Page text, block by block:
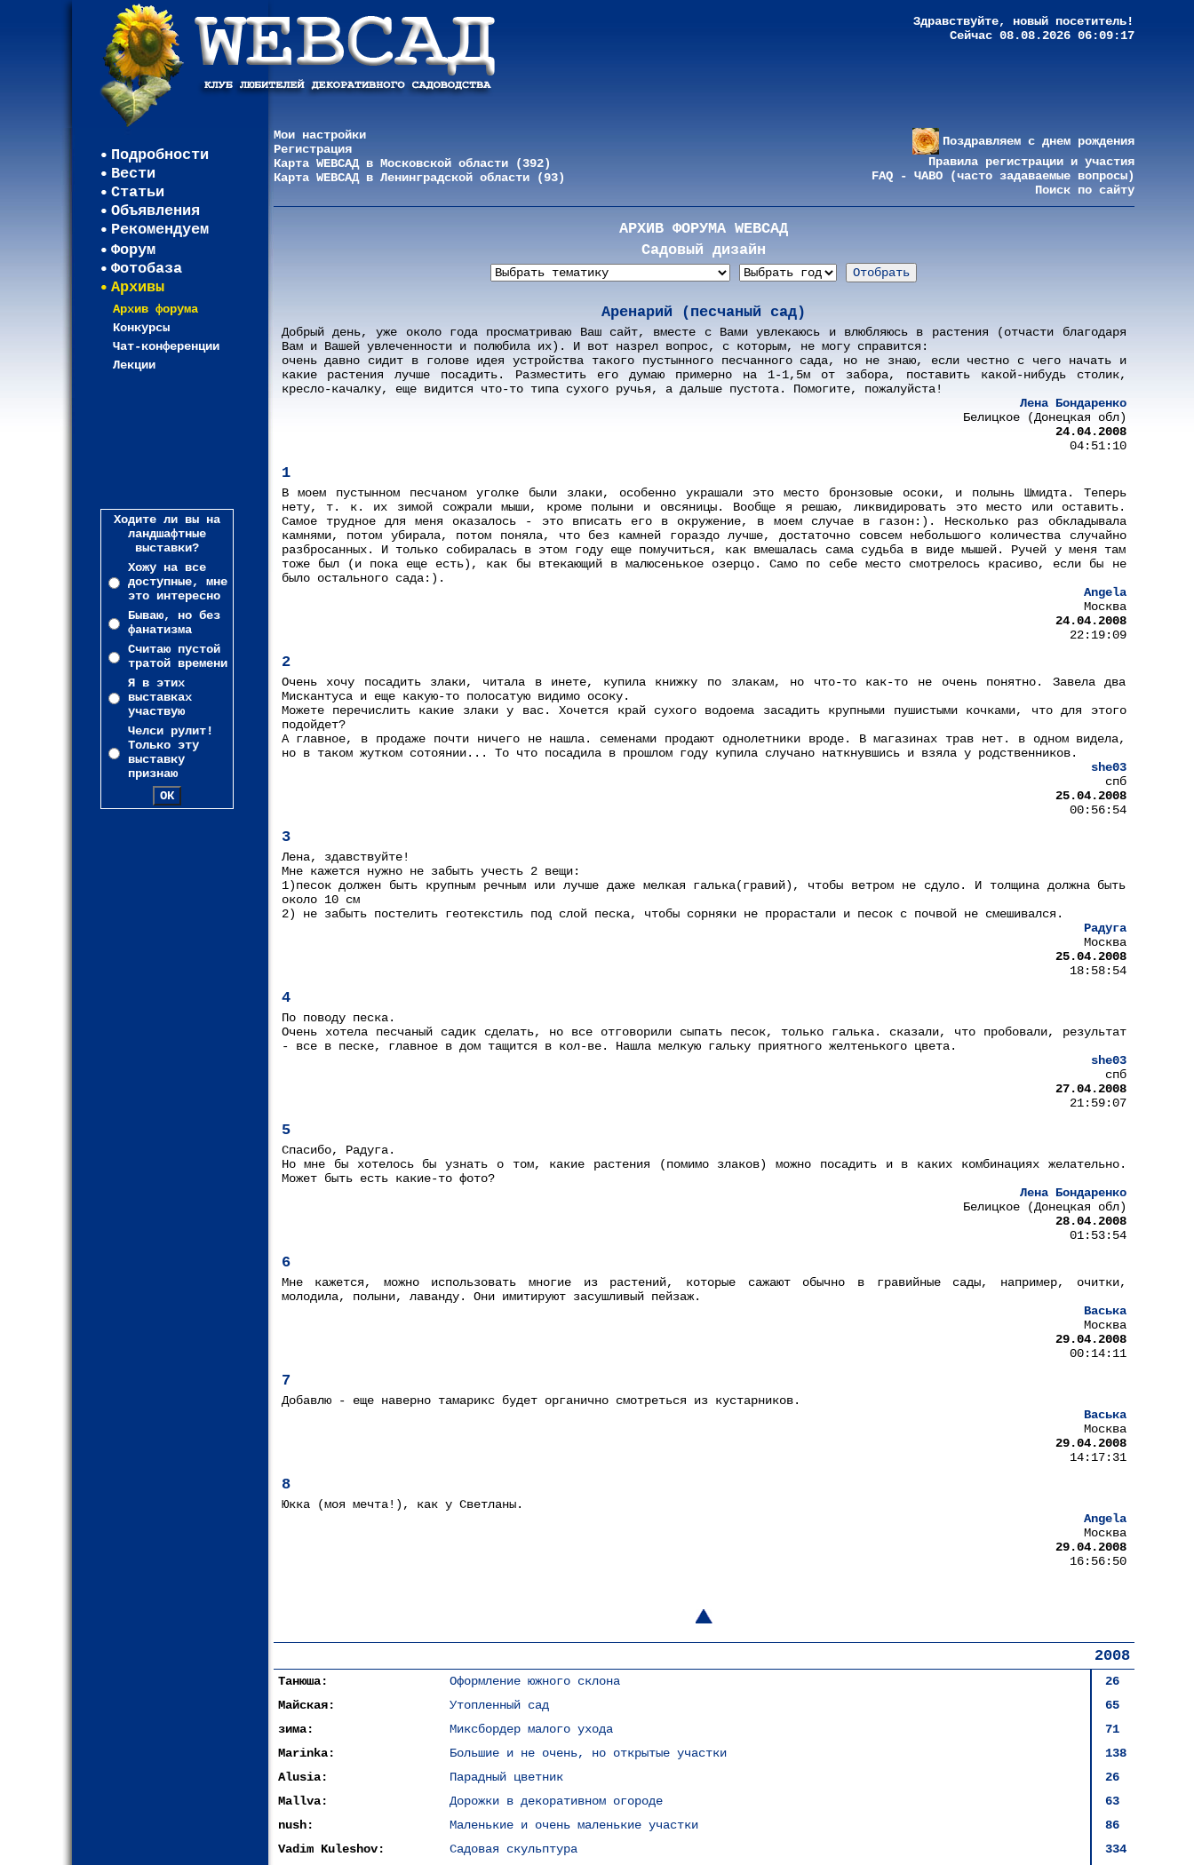
Здравствуйте, новый посетитель!
Сейчас 08.08.2026 06:09:17
Подробности
Вести
Статьи
Объявления
Рекомендуем
Форум
Фотобаза
Архивы
Архив форума
Конкурсы
Чат-конференции
Лекции
Ходите ли вы на
ландшафтные
выставки?
Хожу на все
доступные, мне
это интересно
Бываю, но без
фанатизма
Считаю пустой
тратой времени
Я в этих
выставках
участвую
Челси рулит!
Только эту
выставку
признаю
Мои настройки
Регистрация
Карта WEBСАД в Московской области (392)
Карта WEBСАД в Ленинградской области (93)
Поздравляем с днем рождения
Правила регистрации и участия
FAQ - ЧАВО (часто задаваемые вопросы)
Поиск по сайту
АРХИВ ФОРУМА WEBСАД
Садовый дизайн
Аренарий (песчаный сад)
Добрый день, уже около года просматриваю Ваш сайт, вместе с Вами увлекаюсь и влюбляюсь в растения (отчасти благодаря
Вам и Вашей увлеченности и полюбила их). И вот назрел вопрос, с которым, не могу справится:
очень давно сидит в голове идея устройства такого пустынного песчанного сада, но не знаю, если честно с чего начать и
какие растения лучше посадить. Разместить его думаю примерно на 1-1,5м от забора, поставить какой-нибудь столик,
кресло-качалку, еще видится что-то типа сухого ручья, а дальше пустота. Помогите, пожалуйста!
Лена Бондаренко
Белицкое (Донецкая обл)
24.04.2008
04:51:10
1
В моем пустынном песчаном уголке были злаки, особенно украшали это место бронзовые осоки, и полынь Шмидта. Теперь
нету, т. к. их зимой сожрали мыши, кроме полыни и овсяницы. Вообще я решаю, ликвидировать это место или оставить.
Самое трудное для меня оказалось - это вписать его в окружение, в моем случае в газон:). Несколько раз обкладывала
камнями, потом убирала, потом поняла, что без камней гораздо лучше, достаточно совсем небольшого количества случайно
разбросанных. И только собиралась в этом году еще помучиться, как вмешалась сама судьба в виде мышей. Ручей у меня там
тоже был (и пока еще есть), как бы втекающий в малюсенькое озерцо. Само по себе место смотрелось красиво, если бы не
было остального сада:).
Angela
Москва
24.04.2008
22:19:09
2
Очень хочу посадить злаки, читала в инете, купила книжку по злакам, но что-то как-то не очень понятно. Завела два
Мискантуса и еще какую-то полосатую видимо осоку.
Можете перечислить какие злаки у вас. Хочется край сухого водоема засадить крупными пушистыми кочками, что для этого
подойдет?
А главное, в продаже почти ничего не нашла. семенами продают однолетники вроде. В магазинах трав нет. в одном видела,
но в таком жутком сотоянии... То что посадила в прошлом году купила случано наткнувшись и взяла у родственников.
she03
спб
25.04.2008
00:56:54
3
Лена, здавствуйте!
Мне кажется нужно не забыть учесть 2 вещи:
1)песок должен быть крупным речным или лучше даже мелкая галька(гравий), чтобы ветром не сдуло. И толщина должна быть
около 10 см
2) не забыть постелить геотекстиль под слой песка, чтобы сорняки не прорастали и песок с почвой не смешивался.
Радуга
Москва
25.04.2008
18:58:54
4
По поводу песка.
Очень хотела песчаный садик сделать, но все отговорили сыпать песок, только галька. сказали, что пробовали, результат
- все в песке, главное в дом тащится в кол-ве. Нашла мелкую гальку приятного желтенького цвета.
she03
спб
27.04.2008
21:59:07
5
Спасибо, Радуга.
Но мне бы хотелось бы узнать о том, какие растения (помимо злаков) можно посадить и в каких комбинациях желательно.
Может быть есть какие-то фото?
Лена Бондаренко
Белицкое (Донецкая обл)
28.04.2008
01:53:54
6
Мне кажется, можно использовать многие из растений, которые сажают обычно в гравийные сады, например, очитки,
молодила, полыни, лаванду. Они имитируют засушливый пейзаж.
Васька
Москва
29.04.2008
00:14:11
7
Добавлю - еще наверно тамарикс будет органично смотреться из кустарников.
Васька
Москва
29.04.2008
14:17:31
8
Юкка (моя мечта!), как у Светланы.
Angela
Москва
29.04.2008
16:56:50
2008
Танюша: Оформление южного склона
26
Майская:
Утопленный сад
65
зима:
Миксбордер малого ухода
71
Marinka:
Большие и не очень, но открытые участки
138
Alusia:
Парадный цветник
26
Mallva:
Дорожки в декоративном огороде
63
nush:
Маленькие и очень маленькие участки
86
Vadim Kuleshov:
Садовая скульптура
334